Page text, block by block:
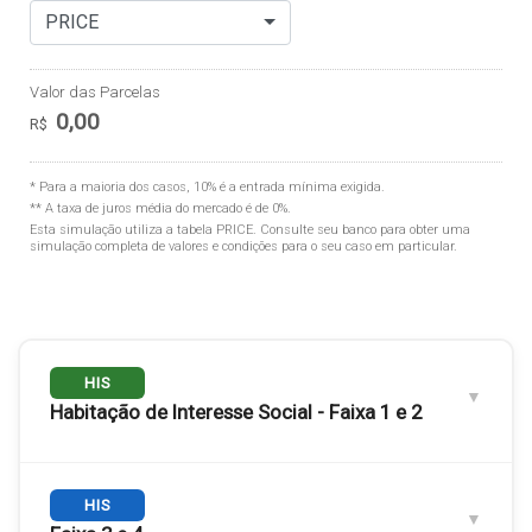
PRICE
Valor das Parcelas
R$ 0,00
* Para a maioria dos casos, 10% é a entrada mínima exigida.
** A taxa de juros média do mercado é de 0%.
Esta simulação utiliza a tabela PRICE. Consulte seu banco para obter uma
simulação completa de valores e condições para o seu caso em particular.
HIS
Habitação de Interesse Social - Faixa 1 e 2
Engloba as
HIS